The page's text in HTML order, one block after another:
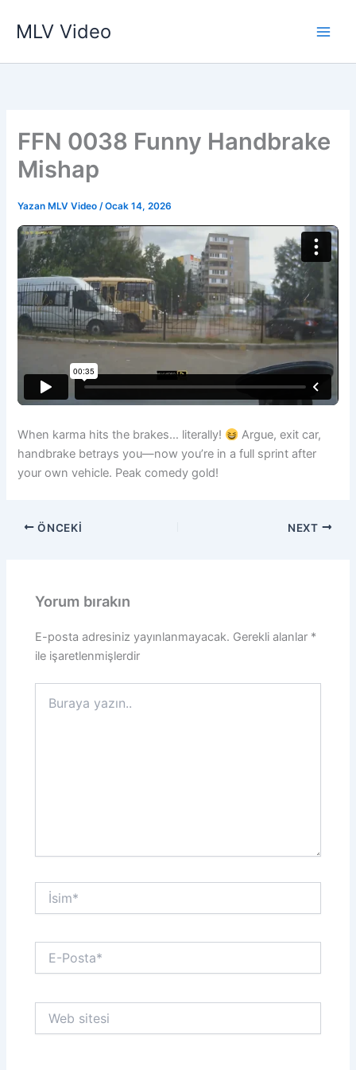
atlaMLV Video
FFN 0038 Funny Handbrake
Mishap
Yazan MLV Video/Ocak 14, 2026
When karma hits the brakes… literally!
Argue, exit car,
handbrake betrays you—now you’re in a full sprint after
your own vehicle. Peak comedy gold!
ÖNCEKI NEXT
Yorum bırakın
E-posta adresiniz yayınlanmayacak. Gerekli alanlar *
ile işaretlenmişlerdir
yazın..
İsim*
Posta*
sitesi